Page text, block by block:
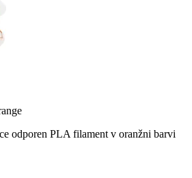
odporen PLA filament v oranžni barvi